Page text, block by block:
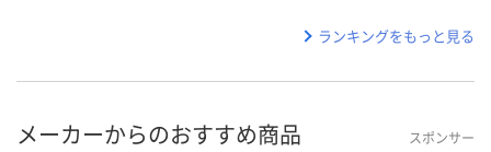
ランキングをもっと見る
メーカーからのおすすめ商品 スポンサー